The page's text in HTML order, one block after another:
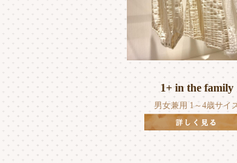
1+ in the family
男女兼用 1～4歳サイ